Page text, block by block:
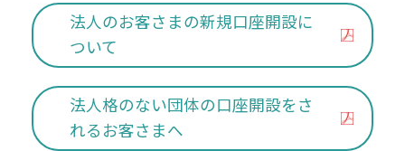
法人のお客さまの新規口座開設に
ついて
法人格のない団体の口座開設をさ
れるお客さまへ